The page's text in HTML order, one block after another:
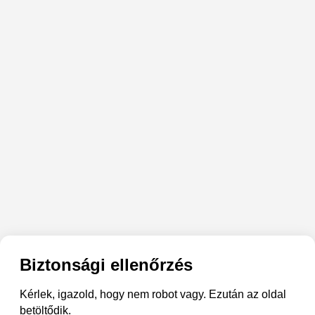
Biztonsági ellenőrzés
Kérlek, igazold, hogy nem robot vagy. Ezután az oldal
betöltődik.